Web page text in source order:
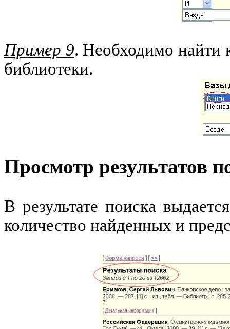
Пример 9. Необходимо найти
библиотеки.
Просмотр результатов
В результате поиска
количество найденных и